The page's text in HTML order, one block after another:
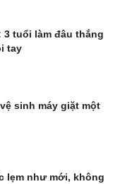
3 tuổi làm đâu thắng
tay
sinh máy giặt một
lẹm như mới, không